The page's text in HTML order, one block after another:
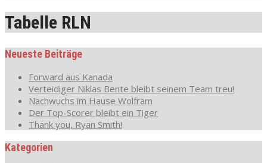
Tabelle RLN
Neueste Beiträge
Forward aus Kanada
Verteidiger Niklas Bente bleibt seinem Team treu!
Nachwuchs im Hause Wolfram
Der Top-Scorer bleibt ein Tiger
Thank you, Ryan Smith!
Kategorien